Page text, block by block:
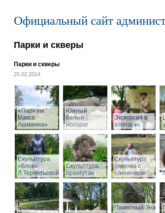
Официальный сайт
Парки и скверы
Парки и скверы
25.02.2014
«Парк им.
Макса
Ашманна»
Южный
белый
носорог
Экскурсия в
зоопарке
Скульптура
«Блок»
Л.Терентьевой
Скульптура
орангутан
Скульптура
девочка с
олененком
Памятный Знак